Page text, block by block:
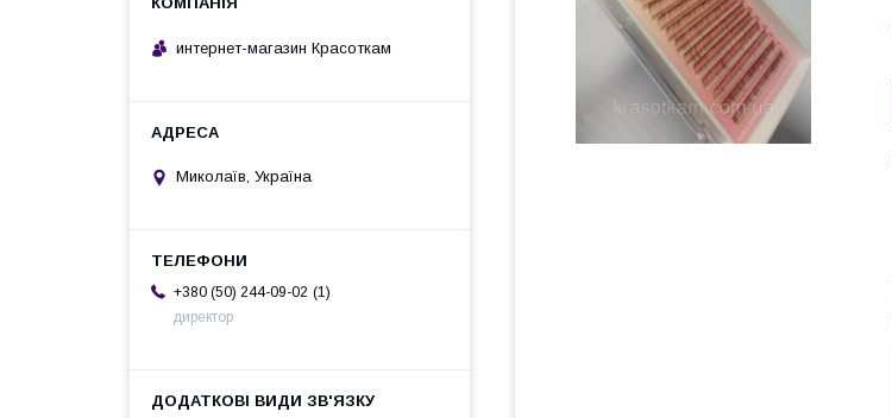
интернет-магазин Красоткам
Миколаїв, Україна
+380 (50) 244-09-02
1
директор